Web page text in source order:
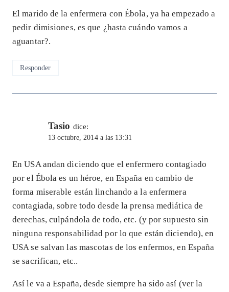
El marido de la enfermera con Ébola, ya ha empezado a
pedir dimisiones, es que ¿hasta cuándo vamos a
aguantar?.
Responder
Tasio dice:
13 octubre, 2014 a las 13:31
En USA andan diciendo que el enfermero contagiado
por el Ébola es un héroe, en España en cambio de
forma miserable están linchando a la enfermera
contagiada, sobre todo desde la prensa mediática de
derechas, culpándola de todo, etc. (y por supuesto sin
ninguna responsabilidad por lo que están diciendo), en
USA se salvan las mascotas de los enfermos, en España
se sacrifican, etc..
Así le va a España, desde siempre ha sido así (ver la